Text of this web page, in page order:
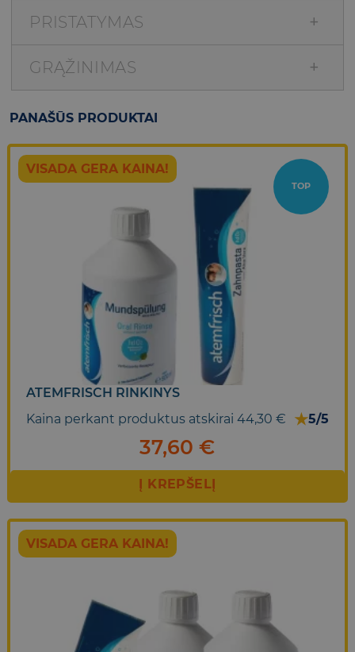
PRISTATYMAS
GRĄŽINIMAS
PANAŠŪS PRODUKTAI
VISADA GERA KAINA!
TOP
ATEMFRISCH RINKINYS
Kaina perkant produktus atskirai 44,30 €
★5/5
37,60€
Į KREPŠELĮ
VISADA GERA KAINA!